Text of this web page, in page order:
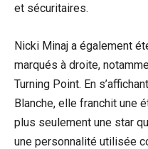
et sécuritaires.
Nicki Minaj a également
marqués à droite,
Turning Point. En
Blanche, elle franchit une
plus seulement une star
une personnalité utilisée